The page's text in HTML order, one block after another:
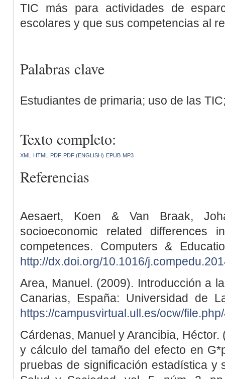
TIC más para actividades de
escolares y que sus competencias al
Palabras clave
Estudiantes de primaria; uso de las
Texto completo:
XML HTML PDF PDF (ENGLISH) EPUB MP3
Referencias
Aesaert, Koen & Van Braak,
socioeconomic related differences
competences. Computers &
http://dx.doi.org/10.1016/
Area, Manuel. (2009). Introducción a
Canarias, España: Universidad de
https://campusvirtual.ull.es/ocw/
Cárdenas, Manuel y Arancibia,
y cálculo del tamaño del efecto en
pruebas de significación estadística y